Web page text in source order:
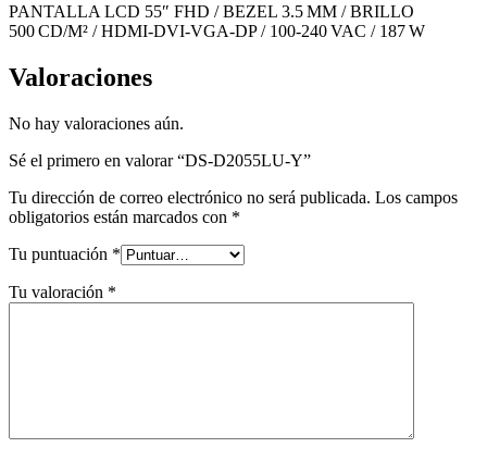
PANTALLA LCD 55″ FHD / BEZEL 3.5 MM / BRILLO
500 CD/M² / HDMI‑DVI‑VGA‑DP / 100‑240 VAC / 187 W
Valoraciones
No hay valoraciones aún.
Sé el primero en valorar “DS-D2055LU-Y”
Tu dirección de correo electrónico no será publicada. Los campos
obligatorios están marcados con *
Tu puntuación *
Tu valoración *